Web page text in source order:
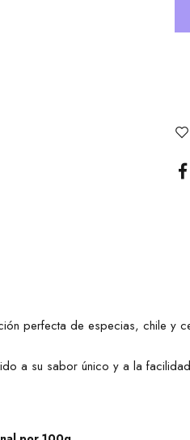
perfecta de especias, chile y
a su sabor único y a la